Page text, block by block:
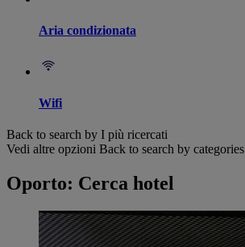
Aria condizionata
Wifi
Back to search by I più ricercati
Vedi altre opzioni Back to search by categories
Oporto: Cerca hotel